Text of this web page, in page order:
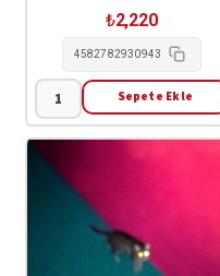
₺2,220
4582782930943
01sail
&
toya
Sepete Ekle